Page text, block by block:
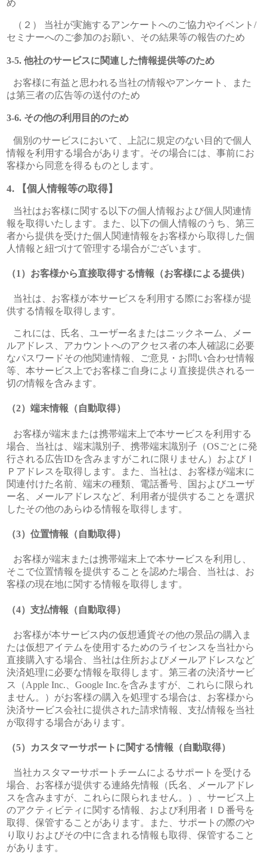
め
（２） 当社が実施するアンケートへのご協力やイベント/
セミナーへのご参加のお願い、その結果等の報告のため
他社のサービスに関連した情報提供等のため
お客様に有益と思われる当社の情報やアンケート、また
は第三者の広告等の送付のため
その他の利用目的のため
個別のサービスにおいて、上記に規定のない目的で個人
情報を利用する場合があります。その場合には、事前にお
客様から同意を得るものとします。
【個人情報等の取得】
当社はお客様に関する以下の個人情報および個人関連情
報を取得いたします。また、以下の個人情報のうち、第三
者から提供を受けた個人関連情報をお客様から取得した個
人情報と紐づけて管理する場合がございます。
お客様から直接取得する情報（お客様による提供）
当社は、お客様が本サービスを利用する際にお客様が提
供する情報を取得します。
これには、氏名、ユーザー名またはニックネーム、メー
ルアドレス、アカウントへのアクセス者の本人確認に必要
なパスワードその他関連情報、ご意見・お問い合わせ情報
等、本サービス上でお客様ご自身により直接提供される一
切の情報を含みます。
端末情報（自動取得）
お客様が端末または携帯端末上で本サービスを利用する
場合、当社は、端末識別子、携帯端末識別子（OSごとに発
行される広告IDを含みますがこれに限りません）およびＩ
Ｐアドレスを取得します。また、当社は、お客様が端末に
関連付けた名前、端末の種類、電話番号、国およびユーザ
ー名、メールアドレスなど、利用者が提供することを選択
したその他のあらゆる情報を取得します。
位置情報（自動取得）
お客様が端末または携帯端末上で本サービスを利用し、
そこで位置情報を提供することを認めた場合、当社は、お
客様の現在地に関する情報を取得します。
支払情報（自動取得）
お客様が本サービス内の仮想通貨その他の景品の購入ま
たは仮想アイテムを使用するためのライセンスを当社から
直接購入する場合、当社は住所およびメールアドレスなど
決済処理に必要な情報を取得します。第三者の決済サービ
ス（Apple Inc.、Google Inc.を含みますが、これらに限られ
ません。）がお客様の購入を処理する場合は、お客様から
決済サービス会社に提供された請求情報、支払情報を当社
が取得する場合があります。
カスタマーサポートに関する情報（自動取得）
当社カスタマーサポートチームによるサポートを受ける
場合、お客様が提供する連絡先情報（氏名、メールアドレ
スを含みますが、これらに限られません。）、サービス上
のアクティビティに関する情報、および利用者ＩＤ番号を
取得、保管することがあります。また、サポートの際のや
り取りおよびその中に含まれる情報も取得、保管すること
があります。